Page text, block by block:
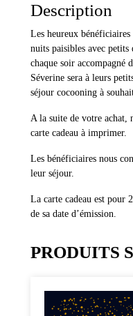
Description
Les heureux
nuits paisibles avec petits
chaque soir accompagné
Séverine sera à leurs
séjour cocooning à
A la suite de votre achat,
carte cadeau à imprimer.
Les bénéficiaires nous
leur séjour.
La carte cadeau est pour
de sa date d’émission.
PRODUITS